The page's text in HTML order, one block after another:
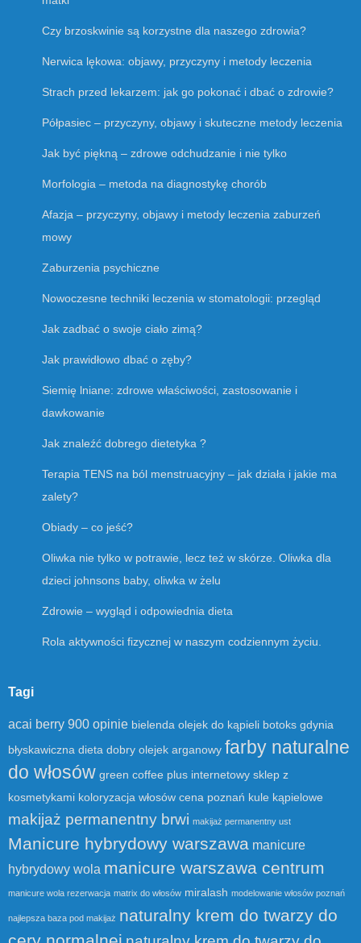
Czy brzoskwinie są korzystne dla naszego zdrowia?
Nerwica lękowa: objawy, przyczyny i metody leczenia
Strach przed lekarzem: jak go pokonać i dbać o zdrowie?
Półpasiec – przyczyny, objawy i skuteczne metody leczenia
Jak być piękną – zdrowe odchudzanie i nie tylko
Morfologia – metoda na diagnostykę chorób
Afazja – przyczyny, objawy i metody leczenia zaburzeń
mowy
Zaburzenia psychiczne
Nowoczesne techniki leczenia w stomatologii: przegląd
Jak zadbać o swoje ciało zimą?
Jak prawidłowo dbać o zęby?
Siemię lniane: zdrowe właściwości, zastosowanie i
dawkowanie
Jak znaleźć dobrego dietetyka ?
Terapia TENS na ból menstruacyjny – jak działa i jakie ma
zalety?
Obiady – co jeść?
Oliwka nie tylko w potrawie, lecz też w skórze. Oliwka dla
dzieci johnsons baby, oliwka w żelu
Zdrowie – wygląd i odpowiednia dieta
Rola aktywności fizycznej w naszym codziennym życiu.
Tagi
acai berry 900 opinie bielenda olejek do kąpieli botoks gdynia
błyskawiczna dieta dobry olejek arganowy farby naturalne
do włosów green coffee plus internetowy sklep z
kosmetykami koloryzacja włosów cena poznań kule kąpielowe
makijaż permanentny brwi makijaż permanentny ust
Manicure hybrydowy warszawa manicure
hybrydowy wola manicure warszawa centrum
manicure wola rezerwacja matrix do włosów miralash modelowanie włosów poznań
najlepsza baza pod makijaż naturalny krem do twarzy do